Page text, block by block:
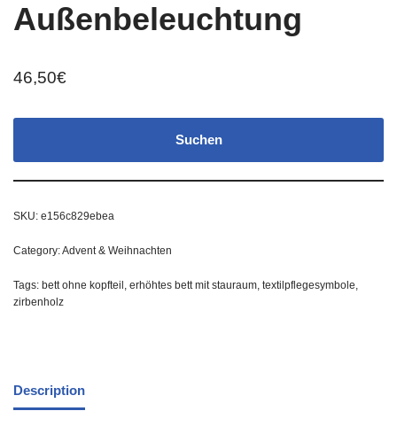
Außenbeleuchtung
46,50€
Suchen
SKU: e156c829ebea
Category:Advent & Weihnachten
Tags: bett ohne kopfteil , erhöhtes bett mit stauraum, textilpflegesymbole,
zirbenholz
Description